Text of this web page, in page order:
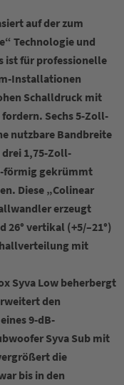
auf der zum
Technologie und
ist für professionelle
Installationen
Schalldruck mit
Sechs 5-Zoll-
nutzbare Bandbreite
1,75-Zoll-
förmig gekrümmt
Diese „Colinear
erzeugt
26° vertikal (+5/–21°)
mit
Syva Low beherbergt
den
9-dB-
Syva Sub mit
die
bis in den